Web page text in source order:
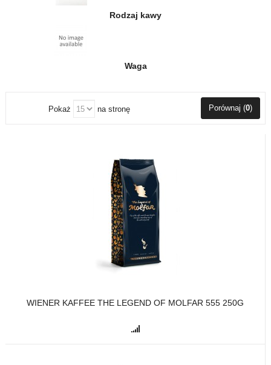
Rodzaj kawy
Waga
Pokaż na stronę Porównaj (0)
WIENER KAFFEE THE LEGEND OF MOLFAR 555 250G